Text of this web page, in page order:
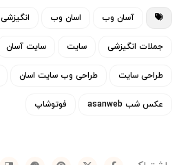
آسان وب اسان وب انگیزشی
جملات انگیزشی سایت سایت آسان
طراحی سایت طراحی وب سایت اسان
عکس شب asanweb فوتوشاپ